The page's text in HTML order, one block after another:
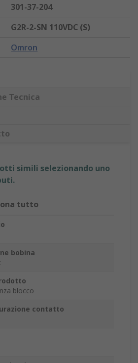
301-37-204
G2R-2-SN 110VDC (S)
Omron
Tecnica
simili selezionando uno
tutto
bobina
blocco
contatto